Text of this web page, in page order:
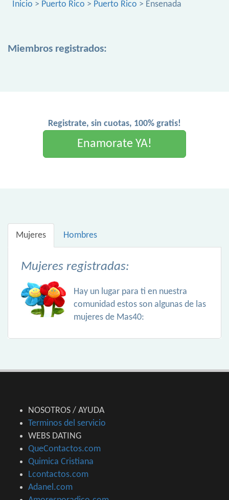
Inicio > Puerto Rico > Puerto Rico > Ensenada
Miembros registrados:
Registrate, sin cuotas, 100% gratis!
Enamorate YA!
Mujeres Hombres
Mujeres registradas:
Hay un lugar para ti en nuestra
comunidad estos son algunas de las
mujeres de Mas40:
NOSOTROS / AYUDA
Terminos del servicio
WEBS DATING
QueContactos.com
Quimica Cristiana
Lcontactos.com
Adanel.com